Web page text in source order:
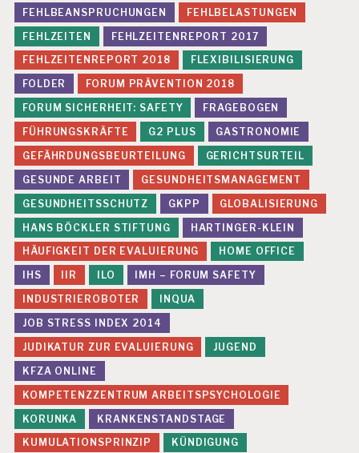
FEHLBEANSPRUCHUNGEN
FEHLBELASTUNGEN
FEHLZEITEN
FEHLZEITENREPORT 2017
FEHLZEITENREPORT 2018
FLEXIBILISIERUNG
FOLDER
FORUM PRÄVENTION 2018
FORUM SICHERHEIT: SAFETY
FRAGEBOGEN
FÜHRUNGSKRÄFTE
G2 PLUS
GASTRONOMIE
GEFÄHRDUNGSBEURTEILUNG
GERICHTSURTEIL
GESUNDE ARBEIT
GESUNDHEITSMANAGEMENT
GESUNDHEITSSCHUTZ
GKPP
GLOBALISIERUNG
HANS BÖCKLER STIFTUNG
HARTINGER-KLEIN
HÄUFIGKEIT DER EVALUIERUNG
HOME OFFICE
IHS
IIR ILO
IMH – FORUM SAFETY
INDUSTRIEROBOTER
INQUA
JOB STRESS INDEX 2014
JUDIKATUR ZUR EVALUIERUNG
JUGEND
KFZA ONLINE
KOMPETENZZENTRUM ARBEITSPSYCHOLOGIE
KORUNKA
KRANKENSTANDSTAGE
KUMULATIONSPRINZIP
KÜNDIGUNG